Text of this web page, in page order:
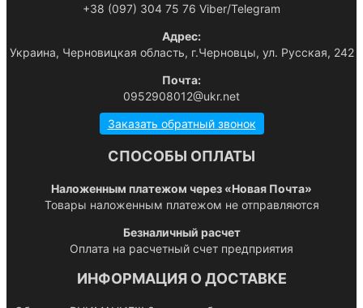
+38 (097) 304 75 76 Viber/Telegram
Адрес:
Украина, Черновицкая область, г.Черновцы, ул. Русская, 242
Почта:
0952908012@ukr.net
Заказать обратный звонок
СПОСОБЫ ОПЛАТЫ
Наложенным платежом через «Новая Почта»
Товары наложенным платежом не отправляются
Безналичный расчет
Оплата на расчетный счет предприятия
ИНФОРМАЦИЯ О ДОСТАВКЕ